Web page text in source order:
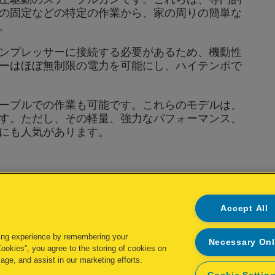
固定などの特定の作業から、家の周りの簡単な
プレッサーに接続する必要があるため、機動性
はほぼ無制限の電力を可能にし、ハイテンポで
ルでの作業も可能です。これらのモデルは、
ただし、その軽量、強力なパフォーマンス、
も人気があります。
す。プロのユーザーやDIY愛好家は、これら
防湿層、断熱プラスチック、防風などの建築材
experience by remembering your
you agree to the storing of cookies on
and assist in our marketing efforts.
Accept All
Necessary